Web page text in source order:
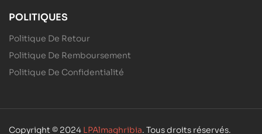
POLITIQUES
Politique De Retour
Politique De Remboursement
Politique De Confidentialité
Copyright © 2024 LPAlmaghribia. Tous droits réservés.